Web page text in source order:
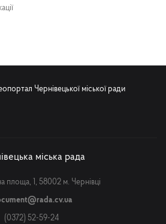
Чернівецької міської ради
міська рада
площа, 1, 58002 м. Чернівці
(0372) 52-59-24